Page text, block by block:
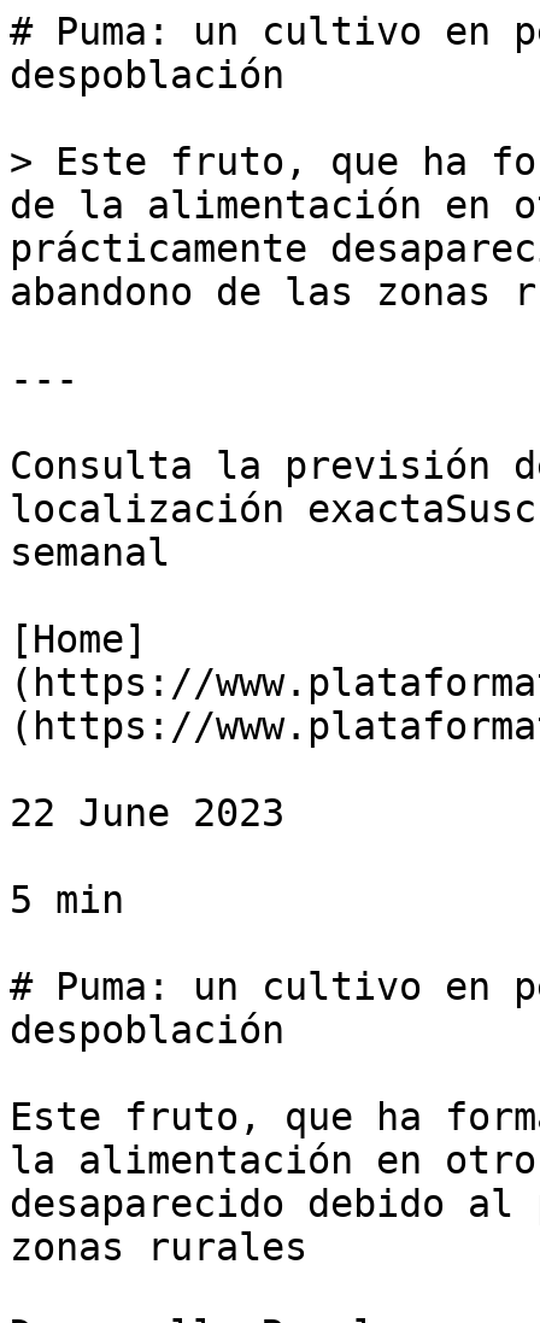
# Puma: un cultivo en
despoblación
> Este fruto, que ha
de la alimentación en
prácticamente
abandono de las zonas
---
Consulta la previsión
localización
semanal
[Home]
(https://
(https://
22 June 2023
5 min
# Puma: un cultivo en
despoblación
Este fruto, que ha
la alimentación en
desaparecido debido al
zonas rurales